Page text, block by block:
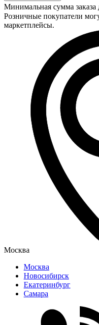
Минимальная сумма
Розничные покупатели
маркетплейсы.
Москва
Москва
Новосибирск
Екатеринбург
Самара